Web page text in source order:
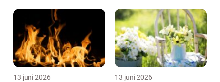
13 juni 2026 13 juni 2026